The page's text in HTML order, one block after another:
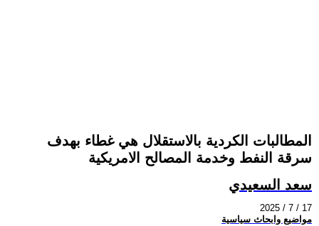
المطالبات الكردية بالاستقلال هي غطاء بهدف
سرقة النفط وخدمة المصالح الامريكية
سعد السعيدي
2025 / 7 / 17
مواضيع وابحاث سياسية